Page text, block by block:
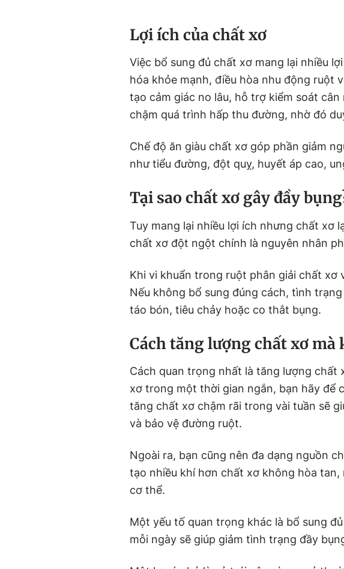
Lợi ích của chất xơ
Việc bổ sung đủ chất xơ mang lại nhiều
hóa khỏe mạnh, điều hòa nhu động ruột
tạo cảm giác no lâu, hỗ trợ kiểm soát
chậm quá trình hấp thu đường, nhờ đó
Chế độ ăn giàu chất xơ góp phần giảm
như tiểu đường, đột quỵ, huyết áp cao,
Tại sao chất xơ gây đầy
Tuy mang lại nhiều lợi ích nhưng chất xơ
chất xơ đột ngột chính là nguyên nhân
Khi vi khuẩn trong ruột phân giải chất xơ
Nếu không bổ sung đúng cách, tình
táo bón, tiêu chảy hoặc co thắt bụng.
Cách tăng lượng chất xơ mà
Cách quan trọng nhất là tăng lượng chất
xơ trong một thời gian ngắn, bạn hãy để
tăng chất xơ chậm rãi trong vài tuần sẽ
và bảo vệ đường ruột.
Ngoài ra, bạn cũng nên đa dạng nguồn
tạo nhiều khí hơn chất xơ không hòa
cơ thể.
Một yếu tố quan trọng khác là bổ sung
mỗi ngày sẽ giúp giảm tình trạng đầy